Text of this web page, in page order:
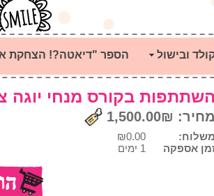
ובישול הספר "דיאטה?! הצחקת
בקורס מנחי יוגה
1,500.00₪
אספקה
₪0.00
1 ימים